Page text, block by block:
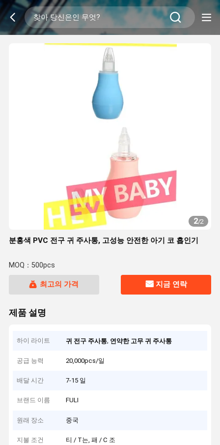
2/2
분홍색 PVC 전구 귀 주사통, 고성능 안전한 아기 코 흡인기
MOQ：500pcs
최고의 가격 지금 연락
제품 설명
하이 라이트 귀 전구 주사통, 연약한 고무 귀 주사통
공급 능력 20,000pcs/일
배달 시간 7-15 일
브랜드 이름 FULI
원래 장소 중국
지불 조건 티 / T는, 패 / C 조